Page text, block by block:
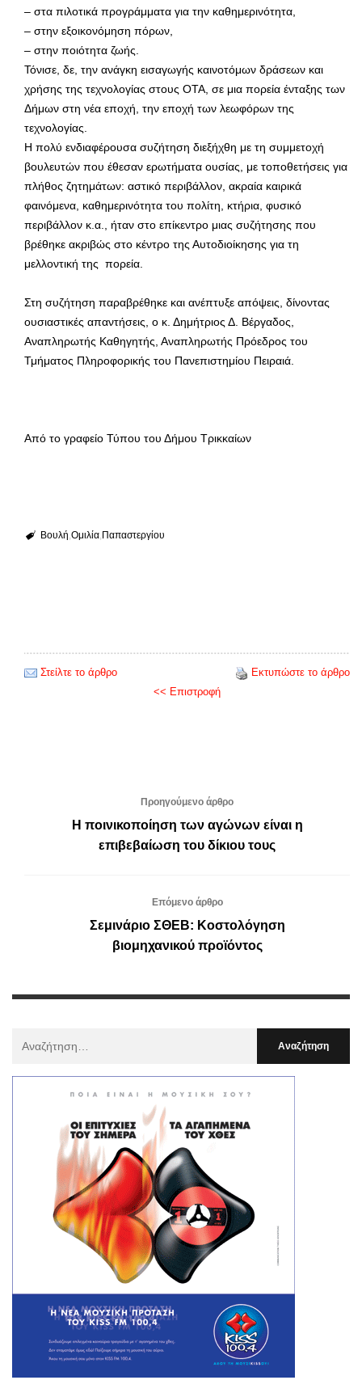
– στα πιλοτικά προγράμματα για την καθημερινότητα,
– στην εξοικονόμηση πόρων,
– στην ποιότητα ζωής.
Τόνισε, δε, την ανάγκη εισαγωγής καινοτόμων δράσεων και
χρήσης της τεχνολογίας στους ΟΤΑ, σε μια πορεία ένταξης των
Δήμων στη νέα εποχή, την εποχή των λεωφόρων της
τεχνολογίας.
Η πολύ ενδιαφέρουσα συζήτηση διεξήχθη με τη συμμετοχή
βουλευτών που έθεσαν ερωτήματα ουσίας, με τοποθετήσεις για
πλήθος ζητημάτων: αστικό περιβάλλον, ακραία καιρικά
φαινόμενα, καθημερινότητα του πολίτη, κτήρια, φυσικό
περιβάλλον κ.α., ήταν στο επίκεντρο μιας συζήτησης που
βρέθηκε ακριβώς στο κέντρο της Αυτοδιοίκησης για τη
μελλοντική της πορεία.
Στη συζήτηση παραβρέθηκε και ανέπτυξε απόψεις, δίνοντας
ουσιαστικές απαντήσεις, ο κ. Δημήτριος Δ. Βέργαδος,
Αναπληρωτής Καθηγητής, Αναπληρωτής Πρόεδρος του
Τμήματος Πληροφορικής του Πανεπιστημίου Πειραιά.
Από το γραφείο Τύπου του Δήμου Τρικκαίων
Βουλή Ομιλία Παπαστεργίου
Στείλτε το άρθρο
Εκτυπώστε το άρθρο
<< Επιστροφή
Προηγούμενο άρθρο
Η ποινικοποίηση των αγώνων είναι η
επιβεβαίωση του δίκιου τους
Επόμενο άρθρο
Σεμινάριο ΣΘΕΒ: Κοστολόγηση
βιομηχανικού προϊόντος
: